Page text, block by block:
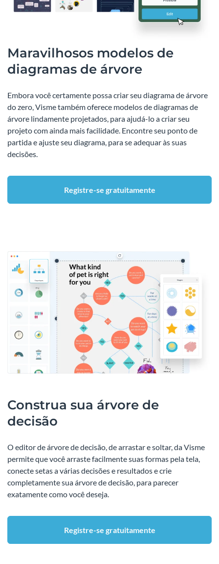
Maravilhosos modelos de
diagramas de árvore
Embora você certamente possa criar seu diagrama de árvore
do zero, Visme também oferece modelos de diagramas de
árvore lindamente projetados, para ajudá-lo a criar seu
projeto com ainda mais facilidade. Encontre seu ponto de
partida e ajuste seu diagrama, para se adequar às suas
decisões.
Registre-se gratuitamente
Construa sua árvore de
decisão
O editor de árvore de decisão, de arrastar e soltar, da Visme
permite que você arraste facilmente suas formas pela tela,
conecte setas a várias decisões e resultados e crie
completamente sua árvore de decisão, para parecer
exatamente como você deseja.
Registre-se gratuitamente